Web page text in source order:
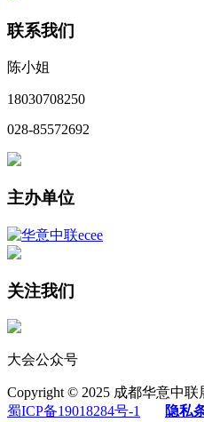
联系我们
陈小姐
18030708250
028-85572692
主办单位
关注我们
大会公众号
Copyright © 2025 成都华意中联
蜀ICP备19018284号-1
隐私